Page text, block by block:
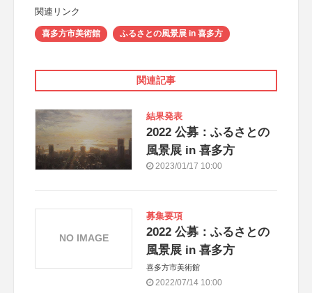
関連リンク
喜多方市美術館 ふるさとの風景展 in 喜多方
関連記事
結果発表
2022 公募：ふるさとの
風景展 in 喜多方
2023/01/17 10:00
募集要項
2022 公募：ふるさとの
風景展 in 喜多方
喜多方市美術館
2022/07/14 10:00
NO IMAGE